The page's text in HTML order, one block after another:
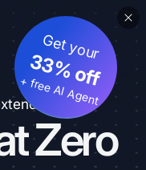
Zero
Get your
33% off
+ free AI Agent